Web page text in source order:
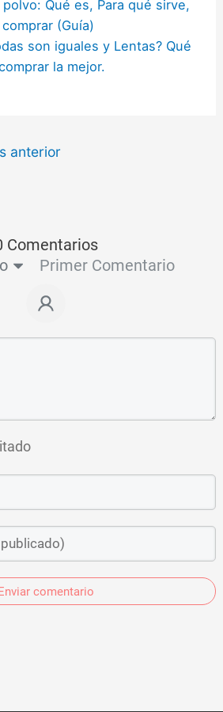
Qué es, Para qué sirve,
(Guía)
son iguales y Lentas? Qué
la mejor.
anterior
Comentarios
Primer Comentario
comentario